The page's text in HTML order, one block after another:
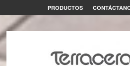
PRODUCTOS